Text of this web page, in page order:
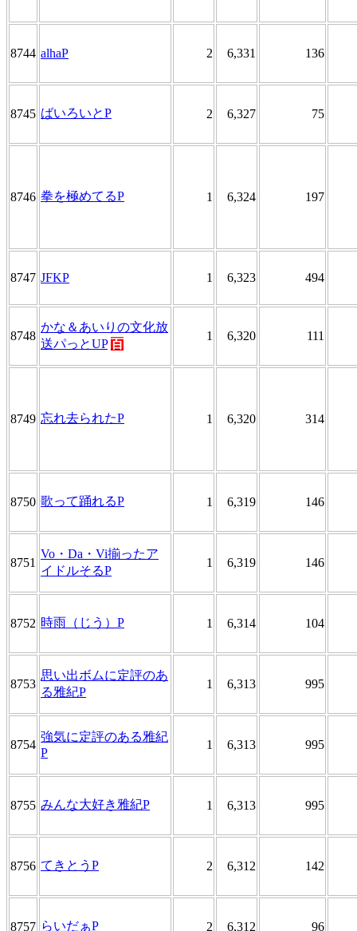
8744 alhaP 2 6,331 136
8745 ばいろいとP 2 6,327 75
8746 拳を極めてるP 1 6,324 197
8747 JFKP 1 6,323 494
8748
かな＆あいりの文化放
送パっとUP 百
1 6,320 111
8749 忘れ去られたP 1 6,320 314
8750 歌って踊れるP 1 6,319 146
8751
Vo・Da・Vi揃ったア
イドルそるP
1 6,319 146
8752 時雨（じう）P 1 6,314 104
8753
思い出ボムに定評のあ
る雅紀P
1 6,313 995
8754
強気に定評のある雅紀
P
1 6,313 995
8755 みんな大好き雅紀P 1 6,313 995
8756 てきとうP 2 6,312 142
8757 らいだぁP 2 6,312 96